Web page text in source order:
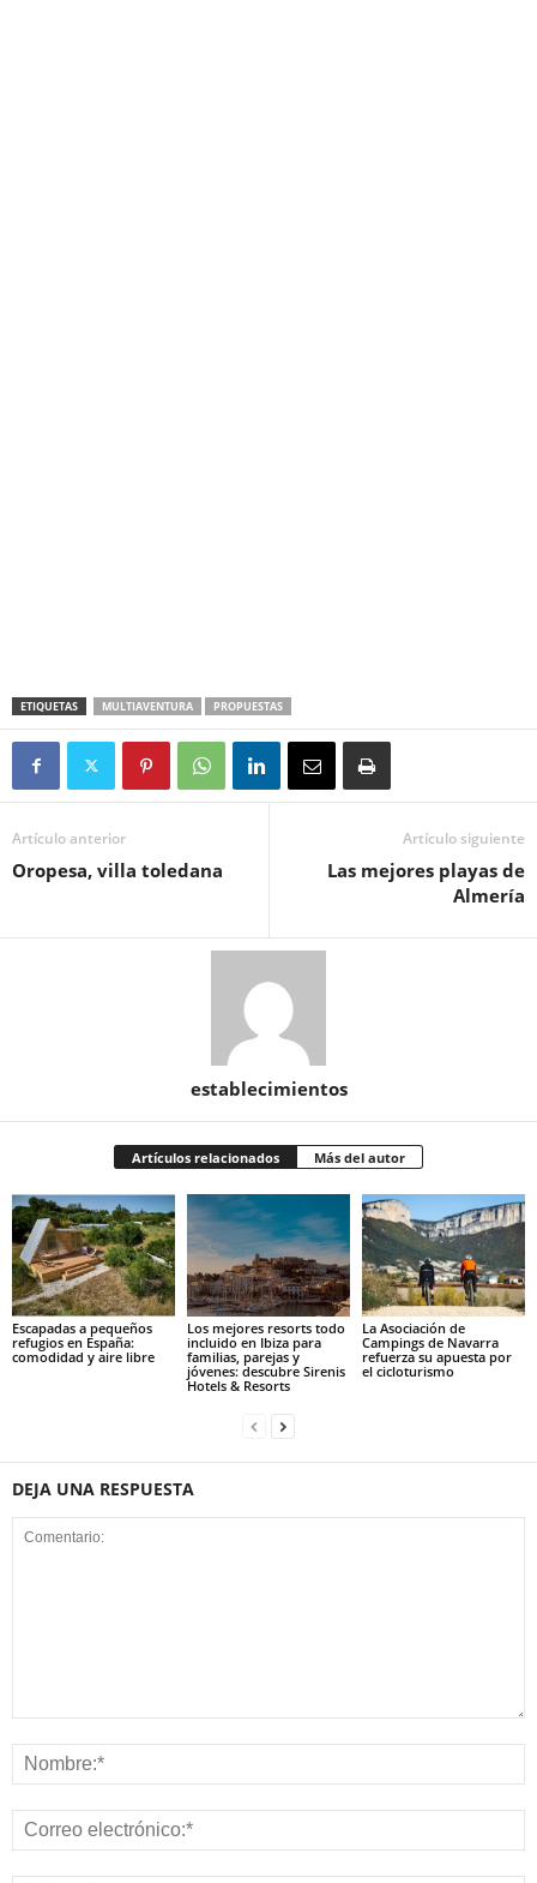
ETIQUETAS MULTIAVENTURA PROPUESTAS
Artículo anterior
Oropesa, villa toledana
Artículo siguiente
Las mejores playas de
Almería
establecimientos
Artículos relacionados Más del autor
Escapadas a pequeños
refugios en España:
comodidad y aire libre
Los mejores resorts todo
incluido en Ibiza para
familias, parejas y
jóvenes: descubre Sirenis
Hotels & Resorts
La Asociación de
Campings de Navarra
refuerza su apuesta por
el cicloturismo
DEJA UNA RESPUESTA